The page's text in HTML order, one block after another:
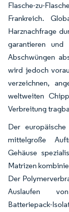
Flasche-zu-
Frankreich.
Harznachfrage
garantieren und
Abschwüngen
wird jedoch
verzeichnen,
weltweiten
Verbreitung
Der
mittelgroße
Gehäuse
Matrizen
Der
Auslaufen
Batteriepack-